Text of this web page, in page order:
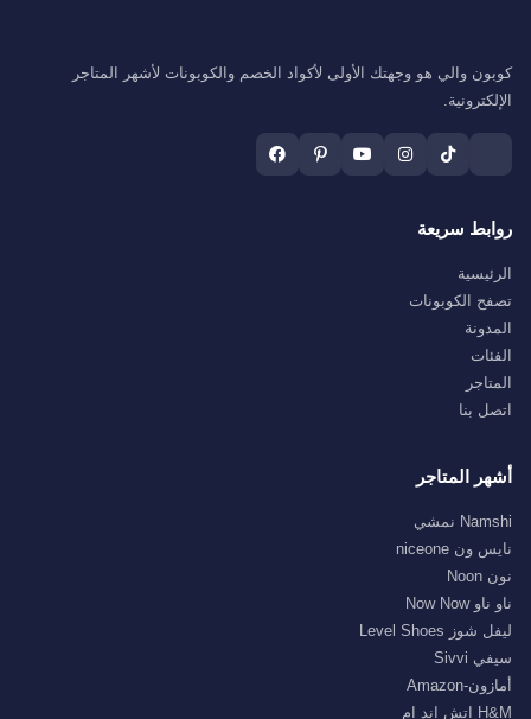
كوبون والي هو وجهتك الأولى لأكواد الخصم والكوبونات لأشهر المتاجر
الإلكترونية.
روابط سريعة
الرئيسية
تصفح الكوبونات
المدونة
الفئات
المتاجر
اتصل بنا
أشهر المتاجر
Namshi نمشي
نايس ون niceone
نون Noon
ناو ناو Now Now
ليفل شوز Level Shoes
سيفي Sivvi
أمازون-Amazon
H&M اتش اند ام